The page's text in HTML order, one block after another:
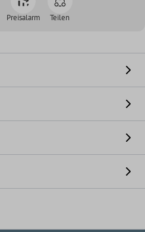
Preisalarm Teilen